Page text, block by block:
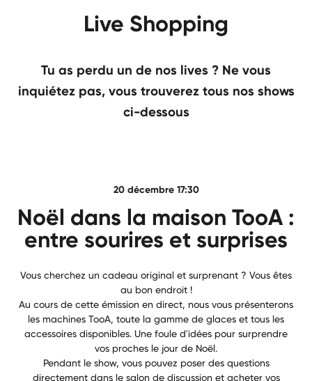
Live Shopping
Tu as perdu un de nos lives ? Ne vous
inquiétez pas, vous trouverez tous nos shows
ci-dessous
20 décembre 17:30
Noël dans la maison TooA :
entre sourires et surprises
Vous cherchez un cadeau original et surprenant ? Vous êtes
au bon endroit !
Au cours de cette émission en direct, nous vous présenterons
les machines TooA, toute la gamme de glaces et tous les
accessoires disponibles. Une foule d'idées pour surprendre
vos proches le jour de Noël.
Pendant le show, vous pouvez poser des questions
directement dans le salon de discussion et acheter vos